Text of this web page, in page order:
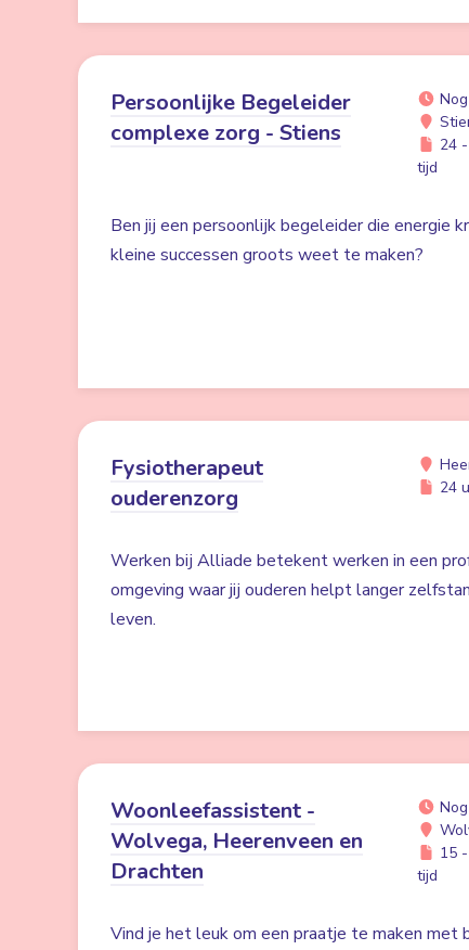
Persoonlijke Begeleider
complexe zorg - Stiens
24
tijd
Ben jij een persoonlijk begeleider die energie
kleine successen groots weet te maken?
Fysiotherapeut
ouderenzorg
24
Werken bij Alliade betekent werken in een
omgeving waar jij ouderen helpt langer
leven.
Woonleefassistent -
Wolvega, Heerenveen en
Drachten
15
tijd
Vind je het leuk om een praatje te maken met